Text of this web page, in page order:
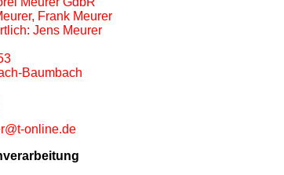
Frank Meurer
Jens Meurer
Baumbach
online.de